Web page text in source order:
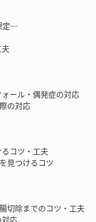
定─
ール・偶発症の対応
の対応
コツ・工夫
見つけるコツ
切除までのコツ・工夫
応